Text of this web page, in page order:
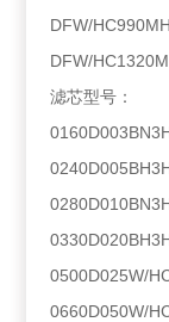
DFW/
DFW/
滤芯型号：
0500D025W/
0660D050W/